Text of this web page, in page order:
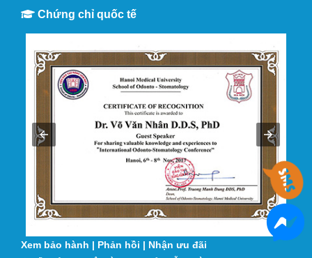
Chứng chỉ quốc tế
Xem bảo hành | Phản hồi | Nhận ưu đãi